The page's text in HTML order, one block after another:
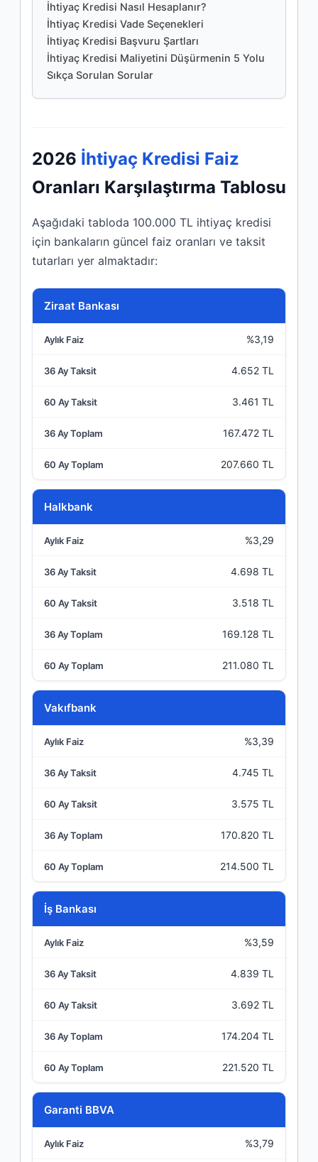
İhtiyaç Kredisi Nasıl Hesaplanır?
İhtiyaç Kredisi Vade Seçenekleri
İhtiyaç Kredisi Başvuru Şartları
İhtiyaç Kredisi Maliyetini Düşürmenin 5 Yolu
Sıkça Sorulan Sorular
2026 İhtiyaç Kredisi Faiz
Oranları Karşılaştırma Tablosu
Aşağıdaki tabloda 100.000 TL ihtiyaç kredisi
için bankaların güncel faiz oranları ve taksit
tutarları yer almaktadır:
Banka
Aylık Faiz
36 Ay Taksit
60 Ay Toplam
Ziraat Bankası
%3,19
4.652 TL
3.461 TL
167.472 TL
207.660 TL
Halkbank
%3,29
4.698 TL
3.518 TL
169.128 TL
211.080 TL
Vakıfbank
%3,39
4.745 TL
3.575 TL
170.820 TL
214.500 TL
İş Bankası
%3,59
4.839 TL
3.692 TL
174.204 TL
221.520 TL
Garanti BBVA
%3,79